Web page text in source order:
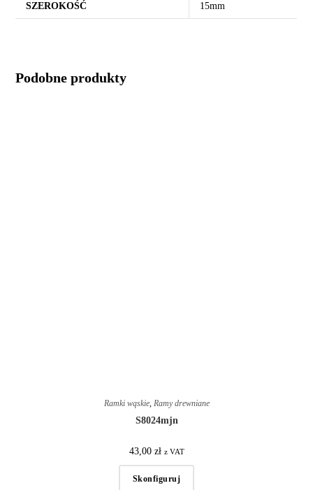
SZEROKOŚĆ 15mm
Podobne produkty
Ramki wąskie, Ramy drewniane
S8024mjn
43,00 zł z VAT
Skonfiguruj